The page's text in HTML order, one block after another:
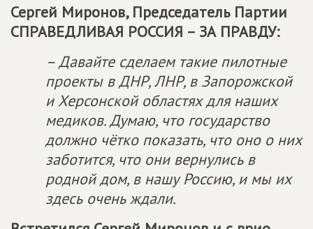
Сергей Миронов, Председатель Партии
СПРАВЕДЛИВАЯ РОССИЯ – ЗА ПРАВДУ:
– Давайте сделаем такие пилотные
проекты в ДНР, ЛНР, в Запорожской
и Херсонской областях для наших
медиков. Думаю, что государство
должно чётко показать, что оно о них
заботится, что они вернулись в
родной дом, в нашу Россию, и мы их
здесь очень ждали.